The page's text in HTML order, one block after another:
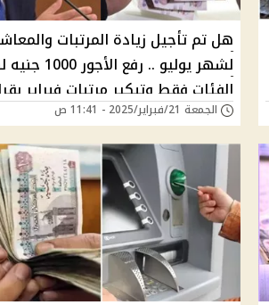
هل تم تأجيل زيادة المرتبات
لشهر يوليو .. رفع
الفئات فقط وتبكير مرتبات فبراير
رسمي القبض امتي؟
الجمعة 21/فبراير/2025 - 11:41 ص